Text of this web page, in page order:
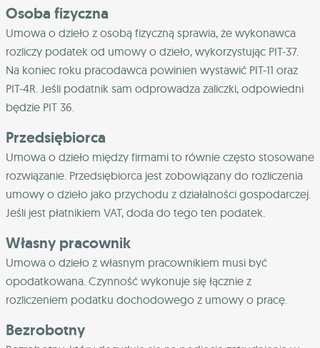
Osoba fizyczna
Umowa o dzieło z osobą fizyczną sprawia, że wykonawca
rozliczy podatek od umowy o dzieło, wykorzystując PIT-37.
Na koniec roku pracodawca powinien wystawić PIT-11 oraz
PIT-4R. Jeśli podatnik sam odprowadza zaliczki, odpowiedni
będzie PIT 36.
Przedsiębiorca
Umowa o dzieło między firmami to równie często stosowane
rozwiązanie. Przedsiębiorca jest zobowiązany do rozliczenia
umowy o dzieło jako przychodu z działalności gospodarczej.
Jeśli jest płatnikiem VAT, doda do tego ten podatek.
Własny pracownik
Umowa o dzieło z własnym pracownikiem musi być
opodatkowana. Czynność wykonuje się łącznie z
rozliczeniem podatku dochodowego z umowy o pracę.
Bezrobotny